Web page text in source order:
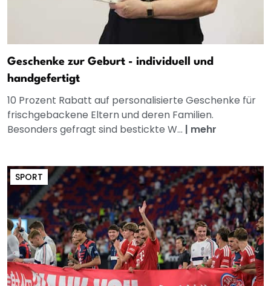
Geschenke zur Geburt - individuell und
handgefertigt
10 Prozent Rabatt auf personalisierte Geschenke für
frischgebackene Eltern und deren Familien.
Besonders gefragt sind bestickte W... | mehr
SPORT